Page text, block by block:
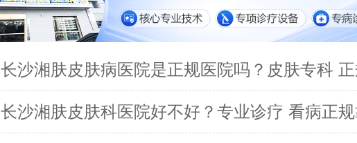
长沙湘肤皮肤病医院是正规医院吗？皮肤专科
长沙湘肤皮肤科医院好不好？专业诊疗 看病正